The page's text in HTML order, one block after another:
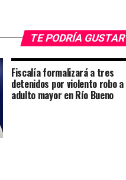
TE PODRÍA GUSTAR
Fiscalía formalizará a tres
detenidos por violento robo a
adulto mayor en Río Bueno